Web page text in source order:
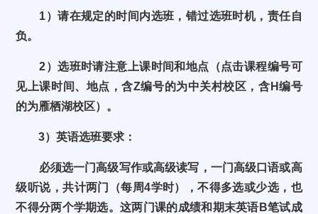
1）请在规定的时间内选班，错过选班时机，责任自
负。
2）选班时请注意上课时间和地点（点击课程编号可
见上课时间、地点，含Z编号的为中关村校区，含 H编号
的为雁栖湖校区）。
3）英语选班要求：
必须选一门高级写作或高级读写，一门高级口语或高
级听说，共计两门（每周4学时），不得多选或少选，也
不得分两个学期选。这两门课的成绩和期末英语B笔试成